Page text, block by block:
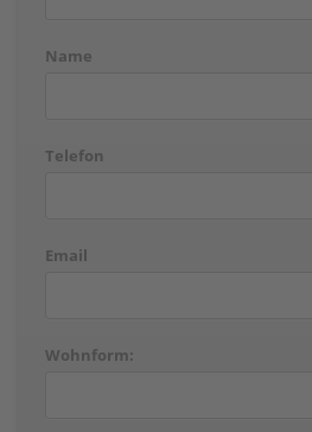
Name
Telefon
Email
Wohnform: